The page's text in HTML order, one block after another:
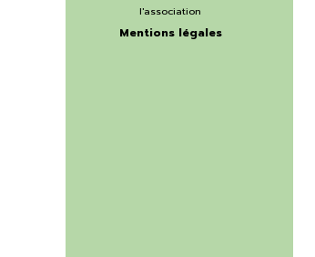
l'association
Mentions légales